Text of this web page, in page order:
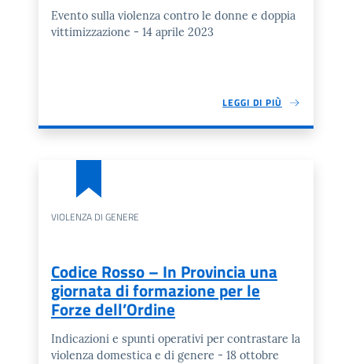
Evento sulla violenza contro le donne e doppia
vittimizzazione - 14 aprile 2023
LEGGI DI PIÙ
VIOLENZA DI GENERE
Codice Rosso – In Provincia una
giornata di formazione per le
Forze dell’Ordine
Indicazioni e spunti operativi per contrastare la
violenza domestica e di genere - 18 ottobre